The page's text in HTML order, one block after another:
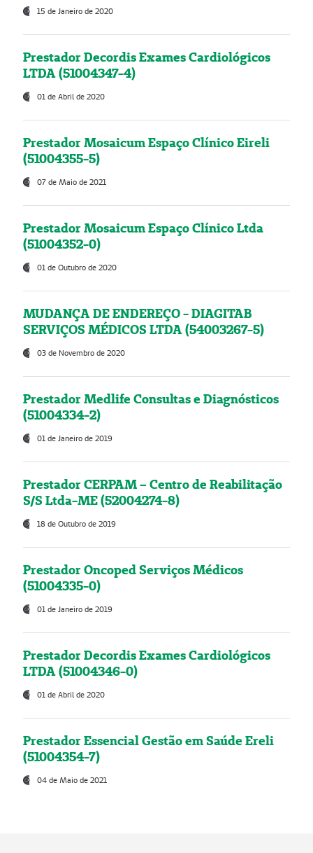
15 de Janeiro de 2020
Prestador Decordis Exames Cardiológicos
LTDA (51004347-4)
01 de Abril de 2020
Prestador Mosaicum Espaço Clínico Eireli
(51004355-5)
07 de Maio de 2021
Prestador Mosaicum Espaço Clínico Ltda
(51004352-0)
01 de Outubro de 2020
MUDANÇA DE ENDEREÇO - DIAGITAB
SERVIÇOS MÉDICOS LTDA (54003267-5)
03 de Novembro de 2020
Prestador Medlife Consultas e Diagnósticos
(51004334-2)
01 de Janeiro de 2019
Prestador CERPAM – Centro de Reabilitação
S/S Ltda-ME (52004274-8)
18 de Outubro de 2019
Prestador Oncoped Serviços Médicos
(51004335-0)
01 de Janeiro de 2019
Prestador Decordis Exames Cardiológicos
LTDA (51004346-0)
01 de Abril de 2020
Prestador Essencial Gestão em Saúde Ereli
(51004354-7)
04 de Maio de 2021